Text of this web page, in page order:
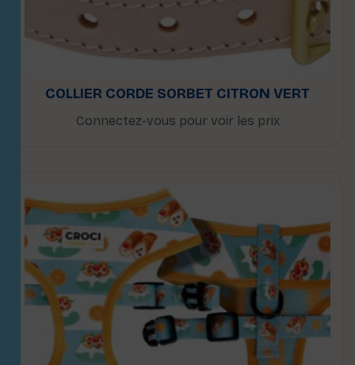
COLLIER CORDE SORBET CITRON VERT
Connectez-vous pour voir les prix